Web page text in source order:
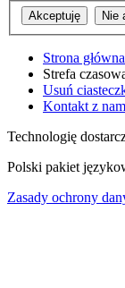
Strona główna
Strefa
Usuń
Kontakt z
Technologię
Polski pakiet
Zasady ochrony